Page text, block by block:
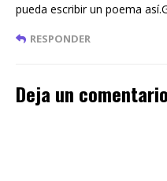
pueda escribir un poema
RESPONDER
Deja un comentario